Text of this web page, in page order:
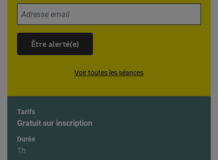
Être alerté(e)
Voir toutes les séances
Tarifs
Gratuit sur inscription
Durée
1h